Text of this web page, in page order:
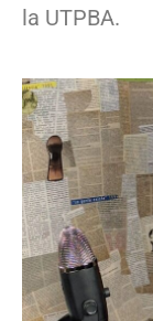
la UTPBA.